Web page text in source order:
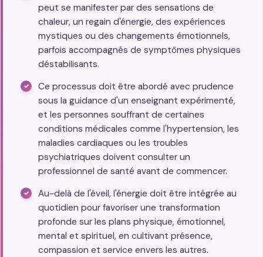
peut se manifester par des sensations de
chaleur, un regain d'énergie, des expériences
mystiques ou des changements émotionnels,
parfois accompagnés de symptômes physiques
déstabilisants.
Ce processus doit être abordé avec prudence
sous la guidance d'un enseignant expérimenté,
et les personnes souffrant de certaines
conditions médicales comme l'hypertension, les
maladies cardiaques ou les troubles
psychiatriques doivent consulter un
professionnel de santé avant de commencer.
Au-delà de l'éveil, l'énergie doit être intégrée au
quotidien pour favoriser une transformation
profonde sur les plans physique, émotionnel,
mental et spirituel, en cultivant présence,
compassion et service envers les autres.